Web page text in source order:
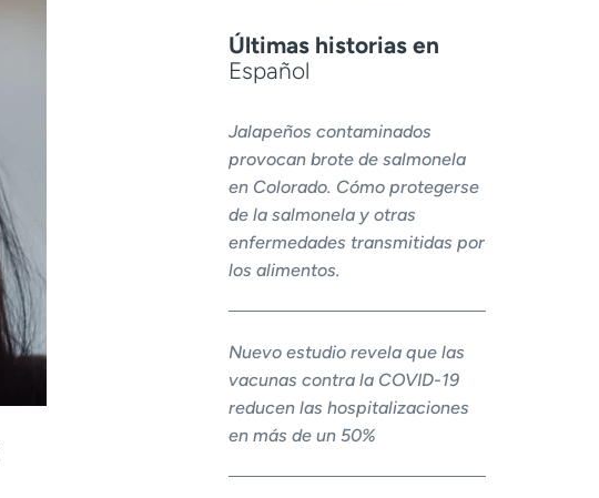
Últimas historias en
Español
Jalapeños contaminados
provocan brote de salmonela
en Colorado. Cómo protegerse
de la salmonela y otras
enfermedades transmitidas por
los alimentos.
Nuevo estudio revela que las
vacunas contra la COVID-19
reducen las hospitalizaciones
en más de un 50%